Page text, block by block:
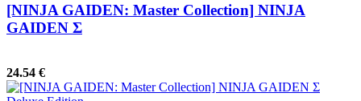
[NINJA GAIDEN: Master Collection] NINJA
GAIDEN Σ
24.54 €